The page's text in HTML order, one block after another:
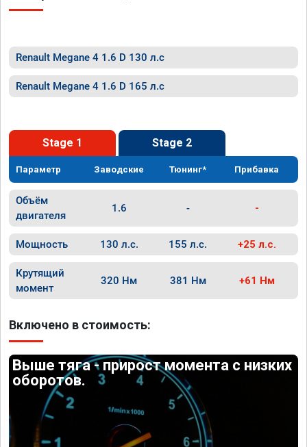
Renault Megane 4 1.6 D 130 л.с
Renault Megane 4 1.6 D 165 л.с
Stage 1 Stage 2
Параметр Заводские Тюнинг* Прибавка
Объём
двигателя
1.6 - -
Мощность 130 л.с. 155 л.с. +25 л.с.
Крутящий
момент
320 Нм 381 Нм +61 Нм
Включено в стоимость:
Выше тяга - прирост момента с низких
оборотов.